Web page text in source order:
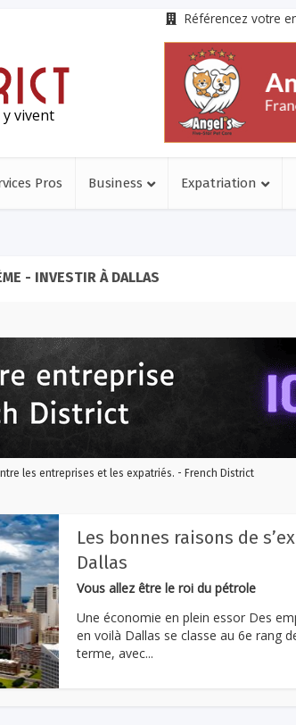
Référencez votre
vivent
Pros Business Expatriation
- INVESTIR À DALLAS
les entreprises et les expatriés. - French District
Les bonnes raisons de
Dallas
Vous allez être le roi du pétrole
Une économie en plein essor Des
en voilà Dallas se classe au 6e rang
terme, avec...